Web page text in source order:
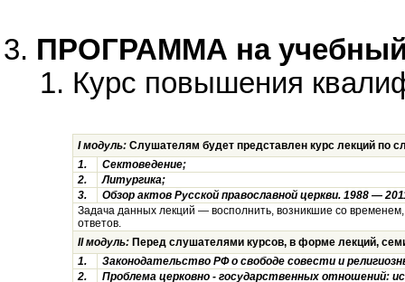
ПРОГРАММА на учебный
Курс повышения
I модуль: Слушателям будет представлен курс лекций по
1.
Сектоведение;
2.
Литургика;
3.
Обзор актов Русской православной церкви. 1988 —
Задача данных лекций — восполнить, возникшие со
ответов.
II модуль: Перед слушателями курсов, в форме лекций,
1.
Законодательство РФ о свободе совести и
2.
Проблема церковно - государственных отношений: